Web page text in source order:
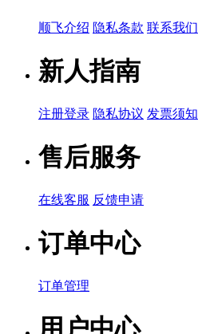
顺飞介绍 隐私条款 联系我们
新人指南
注册登录 隐私协议 发票须知
售后服务
在线客服 反馈申请
订单中心
订单管理